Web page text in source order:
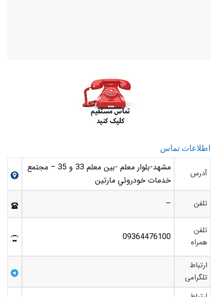
اطلاعات تماس
آدرس
مشهد-بلوار معلم -بين معلم 33 و 35 – مجتمع
خدمات خودروئي مارتين
تلفن –
تلفن
همراه
09364476100
ارتباط
تلگرامی